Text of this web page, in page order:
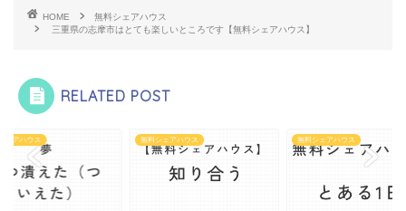
HOME
無料シェアハウス
三重県の志摩市はとても楽しいところです【無料シェアハウス】
RELATED POST
ェアハウス 無料シェアハウス 無料シェアハウス